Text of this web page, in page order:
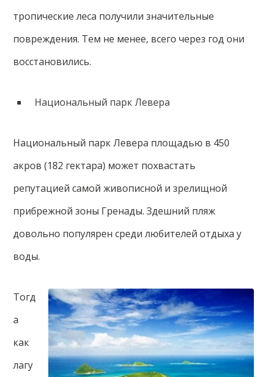
тропические леса получили значительные
повреждения. Тем не менее, всего через год они
восстановились.
Национальный парк Левера
Национальный парк Левера площадью в 450
акров (182 гектара) может похвастать
репутацией самой живописной и зрелищной
прибрежной зоны Гренады. Здешний пляж
довольно популярен среди любителей отдыха у
воды.
Тогд
а
как
лагу